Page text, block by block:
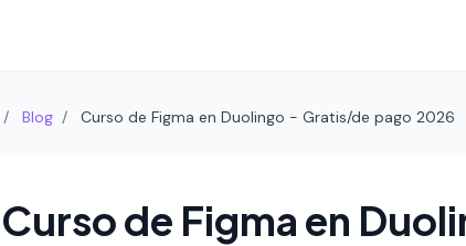
/ Blog / Curso de Figma en Duolingo - Gratis/de pago 2026
Curso de Figma en